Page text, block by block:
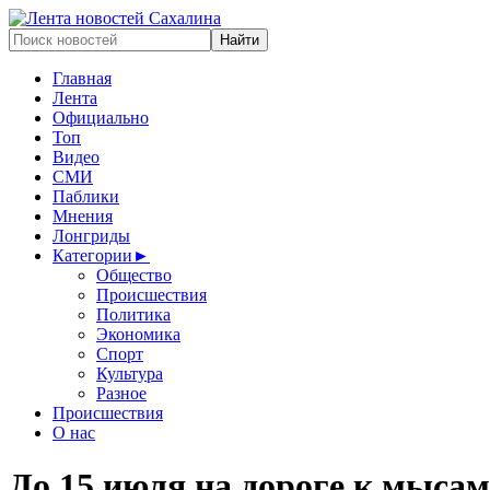
Главная
Лента
Официально
Топ
Видео
СМИ
Паблики
Мнения
Лонгриды
Категории ►
Общество
Происшествия
Политика
Экономика
Спорт
Культура
Разное
Происшествия
О нас